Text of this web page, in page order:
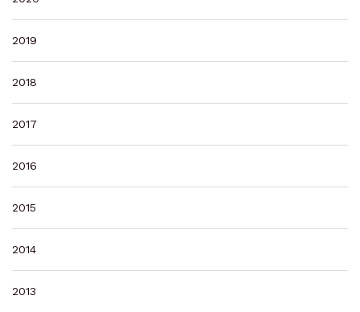
2019
2018
2017
2016
2015
2014
2013